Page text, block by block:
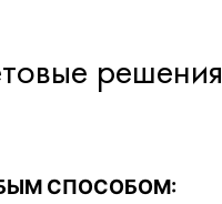
решения
СПОСОБОМ: